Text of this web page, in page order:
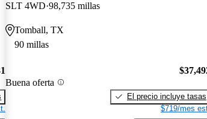
SLT 4WD 98,735 millas
Tomball, TX
90 millas
Buena oferta
El precio incluye tasas
$719/mes